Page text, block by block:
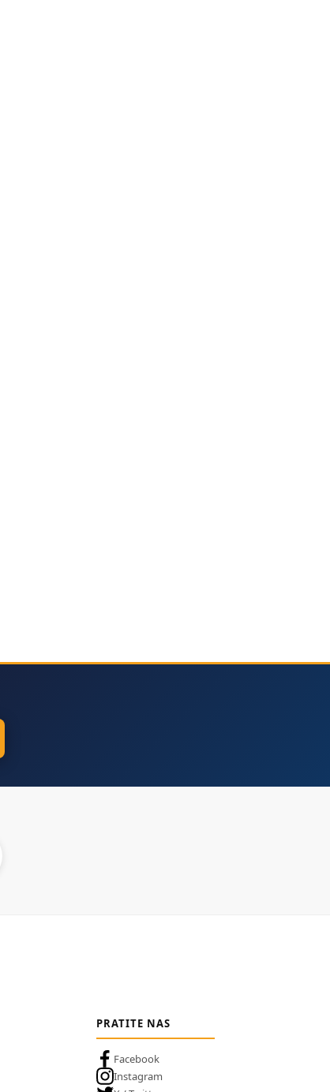
PRATITE NAS
Facebook
Instagram